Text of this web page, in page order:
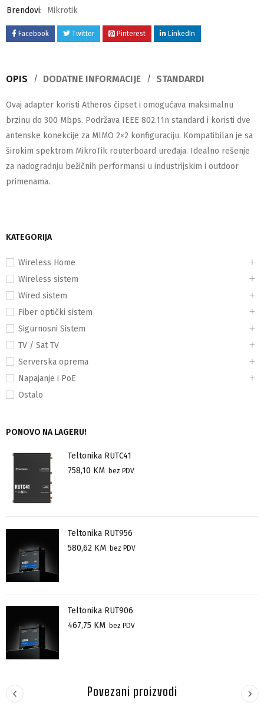
KATEGORIJA
Wireless Home
Wireless sistem
Wired sistem
Fiber optički sistem
Sigurnosni Sistem
TV / Sat TV
Serverska oprema
Napajanje i PoE
Ostalo
PONOVO NA LAGERU!
Teltonika RUTC41
758,10 KM bez PDV
Teltonika RUT956
580,62 KM bez PDV
Teltonika RUT906
467,75 KM bez PDV
Brendovi:
Mikrotik
Facebook Twitter Pinterest LinkedIn
OPIS DODATNE INFORMACIJE STANDARDI
Ovaj adapter koristi Atheros čipset i omogućava maksimalnu
brzinu do 300 Mbps. Podržava IEEE 802.11n standard i koristi dve
antenske konekcije za MIMO 2×2 konfiguraciju. Kompatibilan je sa
širokim spektrom MikroTik routerboard uređaja. Idealno rešenje
za nadogradnju bežičnih performansi u industrijskim i outdoor
primenama.
Povezani proizvodi